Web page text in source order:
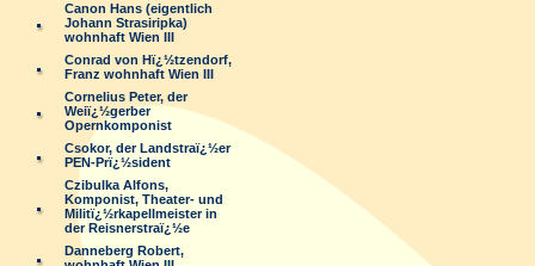
Canon Hans (eigentlich
Johann Strasiripka)
wohnhaft Wien III
Conrad von Hï¿½tzendorf,
Franz wohnhaft Wien III
Cornelius Peter, der
Weiï¿½gerber
Opernkomponist
Csokor, der Landstraï¿½er
PEN-Prï¿½sident
Czibulka Alfons,
Komponist, Theater- und
Militï¿½rkapellmeister in
der Reisnerstraï¿½e
Danneberg Robert,